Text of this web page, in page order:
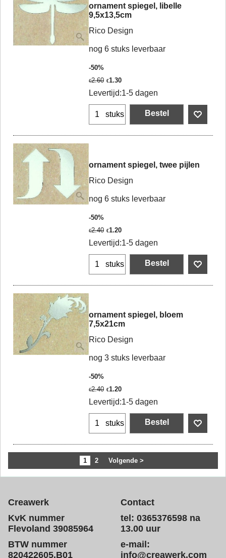
ornament spiegel, libelle
9,5x13,5cm
Rico Design
nog 6 stuks leverbaar
-50%
€2.60 €1.30
Levertijd:1-5 dagen
stuks Bestel
ornament spiegel, twee pijlen
Rico Design
nog 6 stuks leverbaar
-50%
€2.40 €1.20
Levertijd:1-5 dagen
stuks Bestel
ornament spiegel, bloem
7,5x21cm
Rico Design
nog 3 stuks leverbaar
-50%
€2.40 €1.20
Levertijd:1-5 dagen
stuks Bestel
1 2 Volgende >
Creawerk
KvK nummer
Flevoland 39085964
BTW nummer
820422605.B01
Contact
tel: 0365376598 na
13.00 uur
e-mail:
info@creawerk.com